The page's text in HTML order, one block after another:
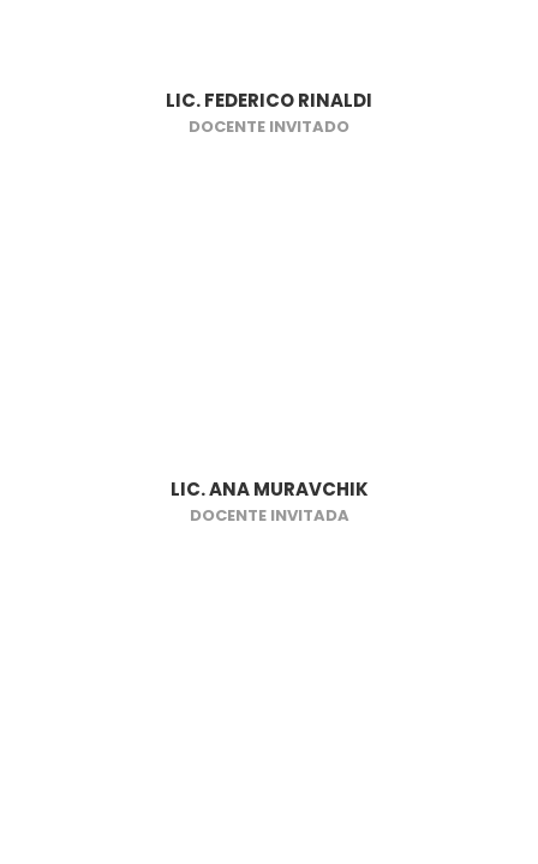
LIC. FEDERICO RINALDI
DOCENTE INVITADO
LIC. ANA MURAVCHIK
DOCENTE INVITADA